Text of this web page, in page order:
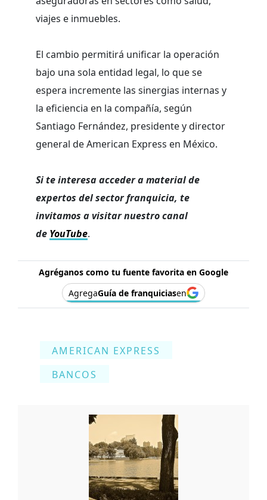
viajes e inmuebles.
El cambio permitirá unificar la operación
bajo una sola entidad legal, lo que se
espera incremente las sinergias internas y
la eficiencia en la compañía, según
Santiago Fernández, presidente y director
general de American Express en México.
Si te interesa acceder a material de
expertos del sector franquicia, te
invitamos a visitar nuestro canal
de YouTube.
Agréganos como tu fuente favorita en Google
AgregaGuía de franquiciasen
AMERICAN EXPRESS
BANCOS